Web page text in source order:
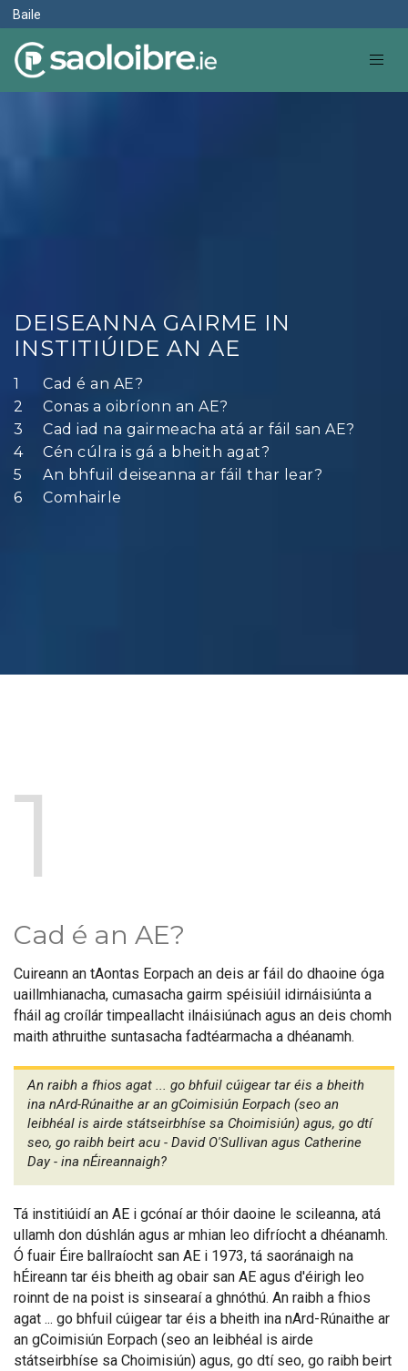
Baile
DEISEANNA GAIRME IN
INSTITIÚIDE AN AE
Cad é an AE?
Conas a oibríonn an AE?
Cad iad na gairmeacha atá ar fáil san AE?
Cén cúlra is gá a bheith agat?
An bhfuil deiseanna ar fáil thar lear?
Comhairle
1
Cad é an AE?
Cuireann an tAontas Eorpach an deis ar fáil do dhaoine óga
uaillmhianacha, cumasacha gairm spéisiúil idirnáisiúnta a
fháil ag croílár timpeallacht ilnáisiúnach agus an deis chomh
maith athruithe suntasacha fadtéarmacha a dhéanamh.
An raibh a fhios agat ... go bhfuil cúigear tar éis a bheith
ina nArd-Rúnaithe ar an gCoimisiún Eorpach (seo an
leibhéal is airde státseirbhíse sa Choimisiún) agus, go dtí
seo, go raibh beirt acu - David O'Sullivan agus Catherine
Day - ina nÉireannaigh?
Tá institiúidí an AE i gcónaí ar thóir daoine le scileanna, atá
ullamh don dúshlán agus ar mhian leo difríocht a dhéanamh.
Ó fuair Éire ballraíocht san AE i 1973, tá saoránaigh na
hÉireann tar éis bheith ag obair san AE agus d'éirigh leo
roinnt de na poist is sinsearaí a ghnóthú. An raibh a fhios
agat ... go bhfuil cúigear tar éis a bheith ina nArd-Rúnaithe ar
an gCoimisiún Eorpach (seo an leibhéal is airde
státseirbhíse sa Choimisiún) agus, go dtí seo, go raibh beirt